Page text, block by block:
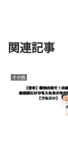
関連記事
その他